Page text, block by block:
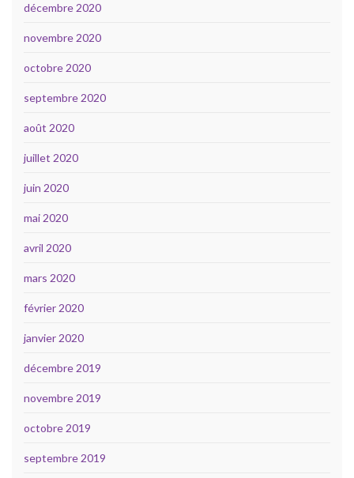
décembre 2020
novembre 2020
octobre 2020
septembre 2020
août 2020
juillet 2020
juin 2020
mai 2020
avril 2020
mars 2020
février 2020
janvier 2020
décembre 2019
novembre 2019
octobre 2019
septembre 2019